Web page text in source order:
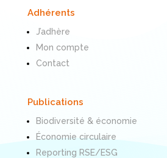
Adhérents
J’adhère
Mon compte
Contact
Publications
Biodiversité & économie
Économie circulaire
Reporting RSE/ESG